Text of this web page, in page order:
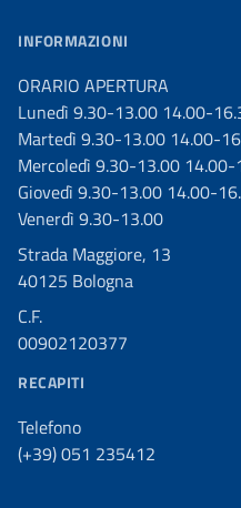
INFORMAZIONI
ORARIO APERTURA
Lunedì 9.30-13.00 14.00-
Martedì 9.30-13.00 14.00-
Mercoledì 9.30-13.00 14.00-
Giovedì 9.30-13.00 14.00-
Venerdì 9.30-13.00
Strada Maggiore, 13
40125 Bologna
C.F.
00902120377
RECAPITI
Telefono
(+39) 051 235412